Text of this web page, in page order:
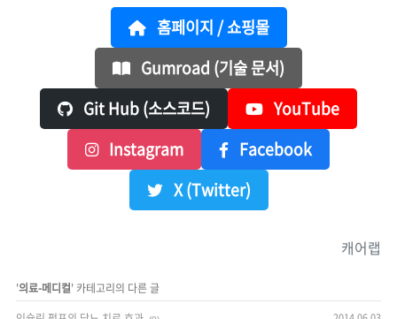
홈페이지 / 쇼핑몰
Gumroad (기술 문서)
Git Hub (소스코드)
YouTube
Instagram
Facebook
X (Twitter)
캐어랩
'의료-메디컬' 카테고리의 다른 글